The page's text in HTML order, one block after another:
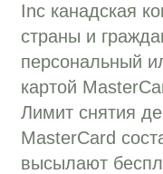
Inc канадская
страны и
персональный
картой
Лимит снятия
MasterCard
высылают